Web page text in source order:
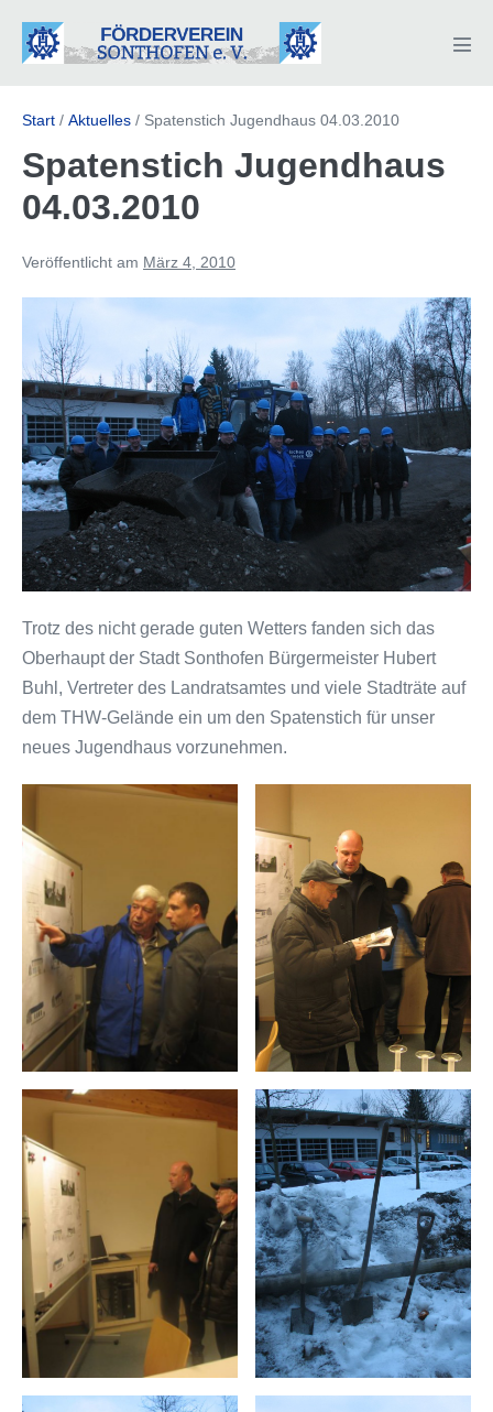
Inhalt
Start / Aktuelles / Spatenstich Jugendhaus 04.03.2010
Spatenstich Jugendhaus
04.03.2010
Veröffentlicht am März 4, 2010
Trotz des nicht gerade guten Wetters fanden sich das
Oberhaupt der Stadt Sonthofen Bürgermeister Hubert
Buhl, Vertreter des Landratsamtes und viele Stadträte auf
dem THW-Gelände ein um den Spatenstich für unser
neues Jugendhaus vorzunehmen.